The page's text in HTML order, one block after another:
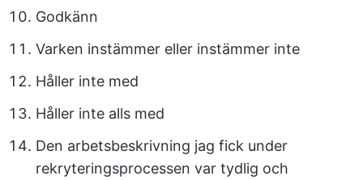
Godkänn
Varken instämmer eller instämmer inte
Håller inte med
Håller inte alls med
Den arbetsbeskrivning jag fick under
rekryteringsprocessen var tydlig och